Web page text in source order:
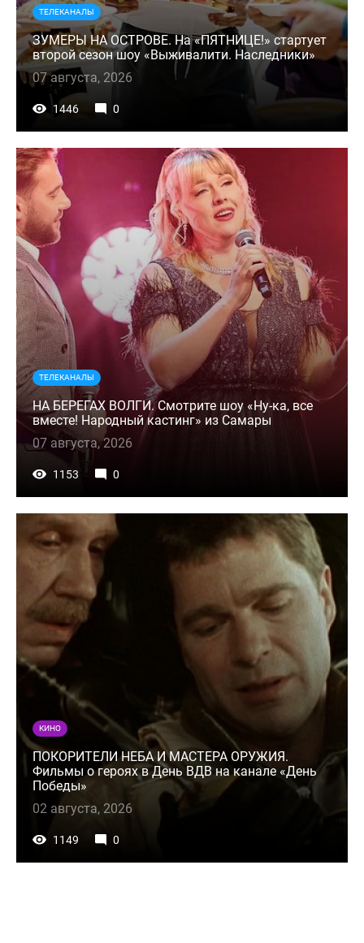
ТЕЛЕКАНАЛЫ
ЗУМЕРЫ НА ОСТРОВЕ. На «ПЯТНИЦЕ!» стартует
второй сезон шоу «Выживалити. Наследники»
07 августа, 2026
1446 0
ТЕЛЕКАНАЛЫ
НА БЕРЕГАХ ВОЛГИ. Смотрите шоу «Ну-ка, все
вместе! Народный кастинг» из Самары
07 августа, 2026
1153 0
КИНО
ПОКОРИТЕЛИ НЕБА И МАСТЕРА ОРУЖИЯ.
Фильмы о героях в День ВДВ на канале «День
Победы»
02 августа, 2026
1149 0